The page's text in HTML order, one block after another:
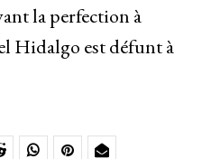
la perfection à
Hidalgo est défunt à